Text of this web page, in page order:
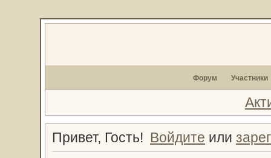
Форум Участники
Привет, Гость! Войдите или